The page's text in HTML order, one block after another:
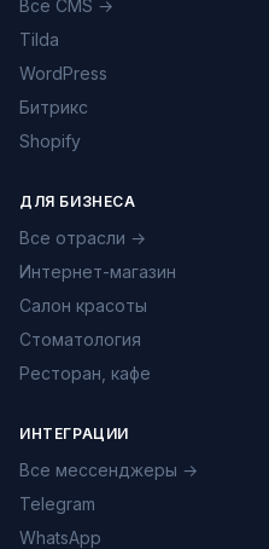
Все CMS →
Tilda
WordPress
Битрикс
Shopify
ДЛЯ БИЗНЕСА
Все отрасли →
Интернет-магазин
Салон красоты
Стоматология
Ресторан, кафе
ИНТЕГРАЦИИ
Все мессенджеры →
Telegram
WhatsApp